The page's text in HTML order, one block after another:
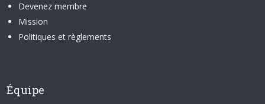
Devenez membre
Mission
Politiques et règlements
Équipe